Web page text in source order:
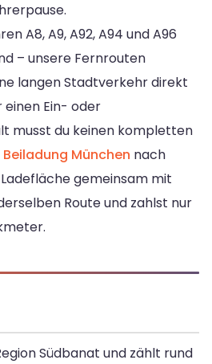
A8, A9, A92, A94 und A96
– unsere Fernrouten
langen Stadtverkehr direkt
einen Ein- oder
musst du keinen kompletten
Beiladung München nach
gemeinsam mit
Route und zahlst nur
Südbanat und zählt rund